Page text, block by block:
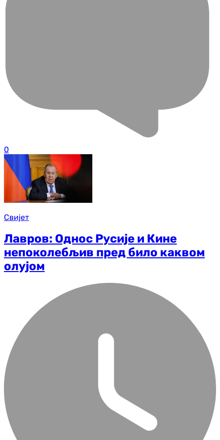
0
Свијет
Лавров: Однос Русије и Кине
непоколебљив пред било каквом
олујом